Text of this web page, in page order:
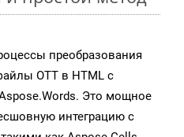
преобразования
OTT в HTML с
Это мощное
интеграцию с